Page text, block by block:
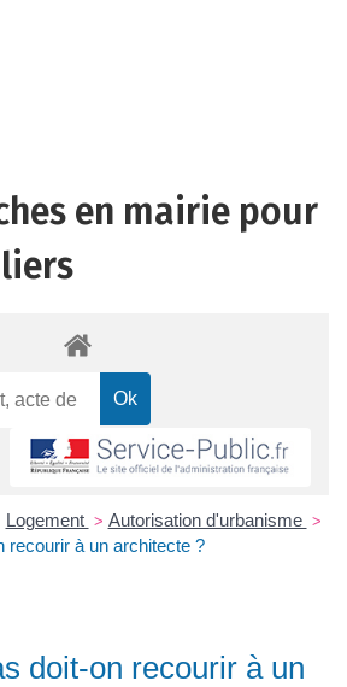
en mairie pour
Logement > Autorisation d'urbanisme >
recourir à un architecte ?
doit-on recourir à un